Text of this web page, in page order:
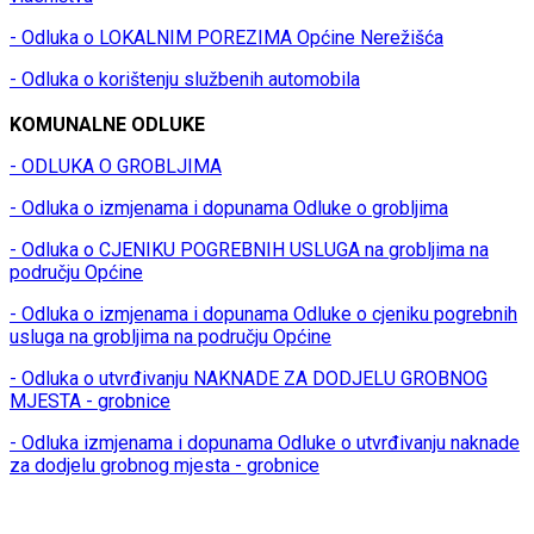
- Odluka o LOKALNIM POREZIMA Općine Nerežišća
- Odluka o korištenju službenih automobila
KOMUNALNE ODLUKE
- ODLUKA O GROBLJIMA
- Odluka o izmjenama i dopunama Odluke o grobljima
- Odluka o CJENIKU POGREBNIH USLUGA na grobljima na
području Općine
- Odluka o izmjenama i dopunama Odluke o cjeniku pogrebnih
usluga na grobljima na području Općine
- Odluka o utvrđivanju NAKNADE ZA DODJELU GROBNOG
MJESTA - grobnice
- Odluka izmjenama i dopunama Odluke o utvrđivanju naknade
za dodjelu grobnog mjesta - grobnice